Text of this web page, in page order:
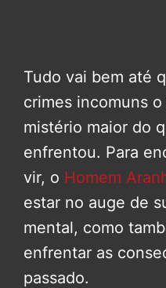
Tudo vai bem até
crimes incomuns
mistério maior do
enfrentou. Para
vir, o Homem
estar no auge de
mental, como
enfrentar as
passado.